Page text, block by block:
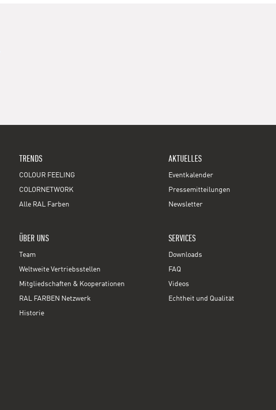
TRENDS
COLOUR FEELING
COLORNETWORK
Alle RAL Farben
ÜBER UNS
Team
Weltweite Vertriebsstellen
Mitgliedschaften & Kooperationen
RAL FARBEN Netzwerk
Historie
AKTUELLES
Eventkalender
Pressemitteilungen
Newsletter
SERVICES
Downloads
FAQ
Videos
Echtheit und Qualität